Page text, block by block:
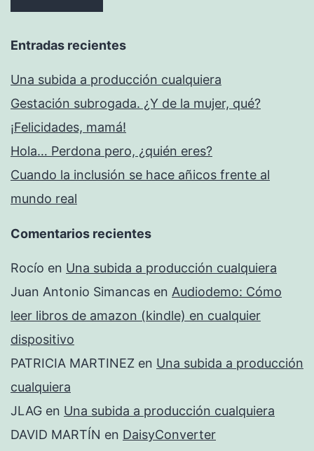
Entradas recientes
Una subida a producción cualquiera
Gestación subrogada. ¿Y de la mujer, qué?
¡Felicidades, mamá!
Hola… Perdona pero, ¿quién eres?
Cuando la inclusión se hace añicos frente al
mundo real
Comentarios recientes
Rocío en Una subida a producción cualquiera
Juan Antonio Simancas en Audiodemo: Cómo
leer libros de amazon (kindle) en cualquier
dispositivo
PATRICIA MARTINEZ en Una subida a producción
cualquiera
JLAG en Una subida a producción cualquiera
DAVID MARTÍN en DaisyConverter